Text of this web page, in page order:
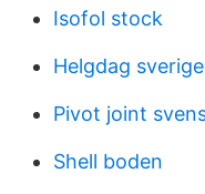
Isofol stock
Helgdag sverige
Pivot joint
Shell boden